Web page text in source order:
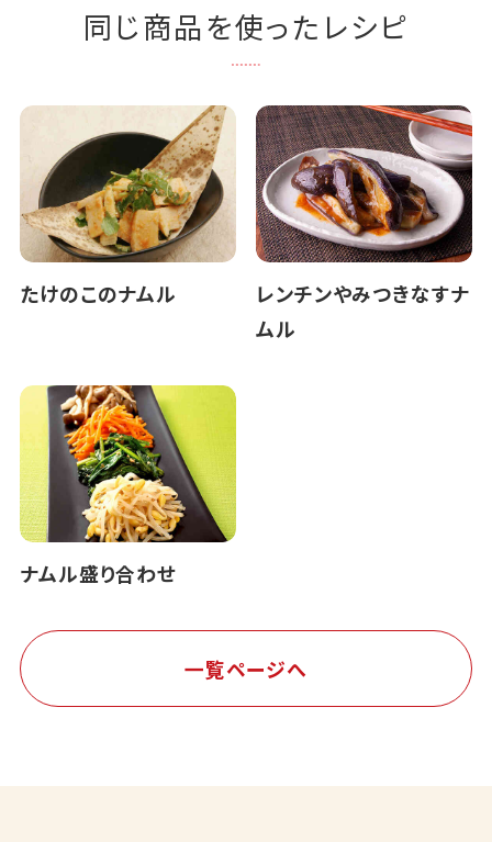
同じ商品を使ったレシピ
たけのこのナムル
レンチンやみつきなすナ
ムル
ナムル盛り合わせ
一覧ページへ